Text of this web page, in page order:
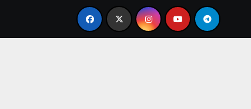
Casinos online sin verificación: lo